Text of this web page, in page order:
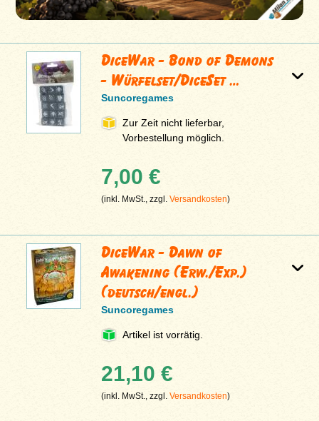
DiceWar - Bond of Demons
- Würfelset/DiceSet …
Suncoregames
Zur Zeit nicht lieferbar,
Vorbestellung möglich.
7,00 €
(inkl. MwSt., zzgl.Versandkosten)
DiceWar - Dawn of
Awakening (Erw./Exp.)
(deutsch/engl.)
Suncoregames
Artikel ist vorrätig.
21,10 €
(inkl. MwSt., zzgl.Versandkosten)